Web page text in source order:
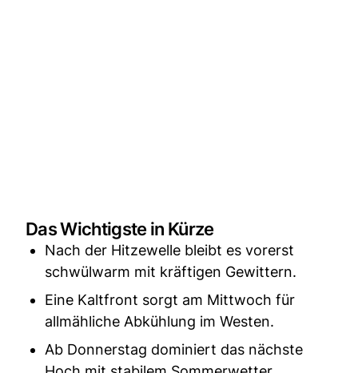
Das Wichtigste in Kürze
Nach der Hitzewelle bleibt es vorerst
schwülwarm mit kräftigen Gewittern.
Eine Kaltfront sorgt am Mittwoch für
allmähliche Abkühlung im Westen.
Ab Donnerstag dominiert das nächste